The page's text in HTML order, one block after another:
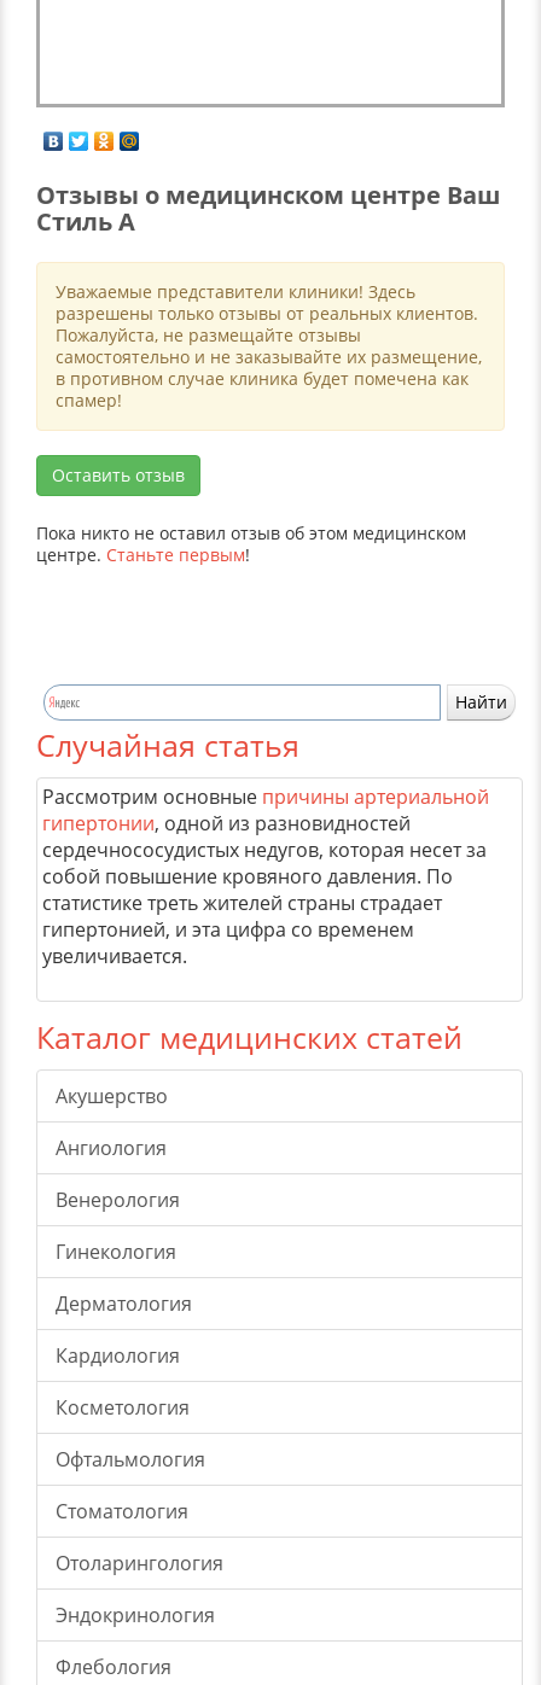
Отзывы о медицинском центре Ваш
Стиль А
Уважаемые представители клиники! Здесь
разрешены только отзывы от реальных клиентов.
Пожалуйста, не размещайте отзывы
самостоятельно и не заказывайте их размещение,
в противном случае клиника будет помечена как
спамер!
Оставить отзыв
Пока никто не оставил отзыв об этом медицинском
центре. Станьте первым!
Случайная статья
Рассмотрим основные причины артериальной
гипертонии, одной из разновидностей
сердечнососудистых недугов, которая несет за
собой повышение кровяного давления. По
статистике треть жителей страны страдает
гипертонией, и эта цифра со временем
увеличивается.
Каталог медицинских статей
Акушерство
Ангиология
Венерология
Гинекология
Дерматология
Кардиология
Косметология
Офтальмология
Стоматология
Отоларингология
Эндокринология
Флебология